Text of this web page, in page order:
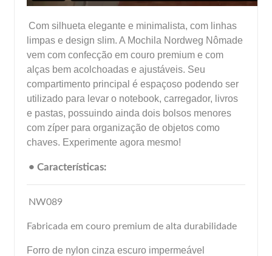
Com silhueta elegante e minimalista, com linhas
limpas e design slim. A Mochila Nordweg Nômade
vem com confecção em couro premium e com
alças bem acolchoadas e ajustáveis. Seu
compartimento principal é espaçoso podendo ser
utilizado para levar o notebook, carregador, livros
e pastas, possuindo ainda dois bolsos menores
com zíper para organização de objetos como
chaves. Experimente agora mesmo!
• Características:
NW089
Fabricada em couro premium de alta durabilidade
Forro de nylon cinza escuro impermeável